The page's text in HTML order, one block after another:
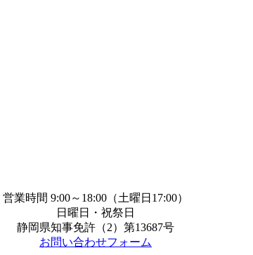
営業時間 9:00～18:00（土曜日17:00）
日曜日・祝祭日
静岡県知事免許（2）第13687号
お問い合わせフォーム